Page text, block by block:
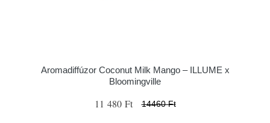
Aromadiffúzor Coconut Milk Mango – ILLUME x
Bloomingville
11 480 Ft 14460 Ft